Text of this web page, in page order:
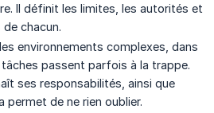
Il définit les limites, les autorités et
chacun.
environnements complexes, dans
passent parfois à la trappe.
ses responsabilités, ainsi que
permet de ne rien oublier.